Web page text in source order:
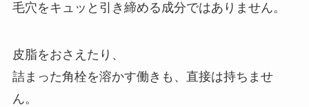
毛穴をキュッと引き締める成分ではありません。
皮脂をおさえたり、
詰まった角栓を溶かす働きも、直接は持ちませ
ん。